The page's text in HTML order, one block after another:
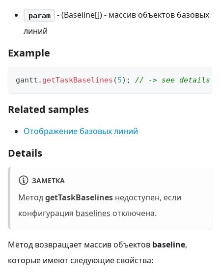
param
- (Baseline[]) - массив объектов базовых
линий
Example
gantt . getTaskBaselines (5) ; // -> see details
Related samples
Отображение базовых линий
Details
ЗАМЕТКА
МетодgetTaskBaselines недоступен, если
конфигурация baselines отключена.
Метод возвращает массив объектов baseline,
которые имеют следующие свойства: